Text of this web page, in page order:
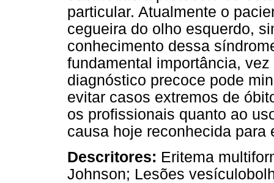
particular. Atualmente o
cegueira do olho esquerdo,
conhecimento dessa
fundamental importância,
diagnóstico precoce pode
evitar casos extremos de
os profissionais quanto ao
causa hoje reconhecida para
Descritores: Eritema
Johnson; Lesões